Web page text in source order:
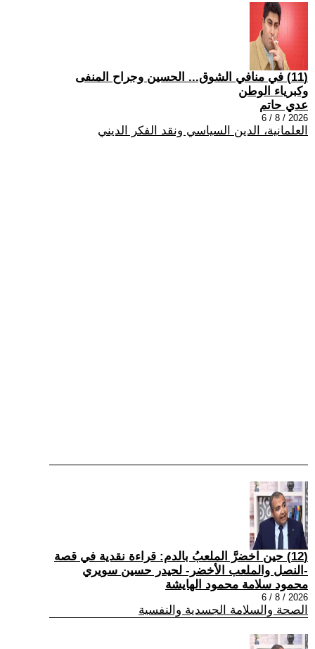
(11) في منافي الشوق... الحسين وجراح المنفى
وكبرياء الوطن
عدي حاتم
2026 / 8 / 6
العلمانية، الدين السياسي ونقد الفكر الديني
(12) حين اخضرَّ الملعبُ بالدم: قراءة نقدية في قصة
-النصل والملعب الأخضر- لحيدر حسين سويري
محمود سلامة محمود الهايشة
2026 / 8 / 6
الصحة والسلامة الجسدية والنفسية